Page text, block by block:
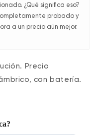
¿Qué significa eso?
probado y
a un precio aún mejor.
Precio
con batería.